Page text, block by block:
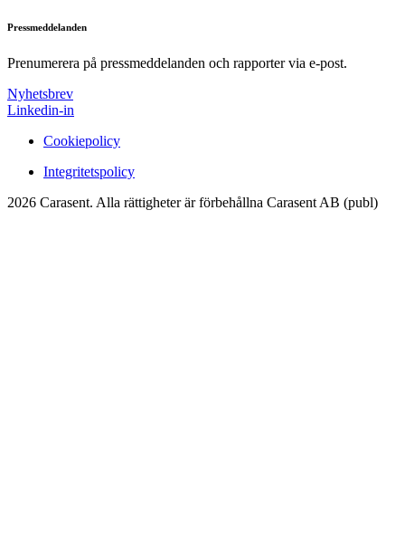
Pressmeddelanden
Prenumerera på pressmeddelanden och rapporter via e-post.
Nyhetsbrev
Linkedin-in
Cookiepolicy
Integritetspolicy
2026 Carasent. Alla rättigheter är förbehållna Carasent AB (publ)